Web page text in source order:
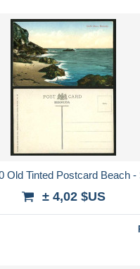
Old Tinted Postcard Beach -
± 4,02 $US